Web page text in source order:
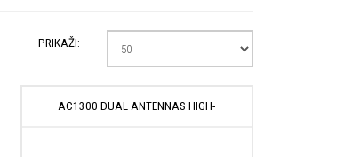
PRIKAŽI:
AC1300 DUAL ANTENNAS HIGH-